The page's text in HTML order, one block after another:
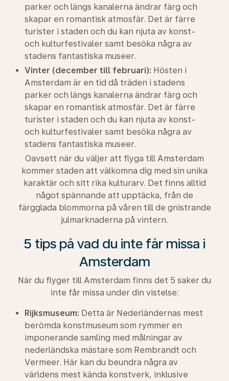
parker och längs kanalerna ändrar färg och
skapar en romantisk atmosfär. Det är färre
turister i staden och du kan njuta av konst-
och kulturfestivaler samt besöka några av
stadens fantastiska museer.
Vinter (december till februari): Hösten i
Amsterdam är en tid då träden i stadens
parker och längs kanalerna ändrar färg och
skapar en romantisk atmosfär. Det är färre
turister i staden och du kan njuta av konst-
och kulturfestivaler samt besöka några av
stadens fantastiska museer.
Oavsett när du väljer att flyga till Amsterdam
kommer staden att välkomna dig med sin unika
karaktär och sitt rika kulturarv. Det finns alltid
något spännande att upptäcka, från de
färgglada blommorna på våren till de gnistrande
julmarknaderna på vintern.
5 tips på vad du inte får missa i
Amsterdam
När du flyger till Amsterdam finns det 5 saker du
inte får missa under din vistelse:
Rijksmuseum: Detta är Nederländernas mest
berömda konstmuseum som rymmer en
imponerande samling med målningar av
nederländska mästare som Rembrandt och
Vermeer. Här kan du beundra några av
världens mest kända konstverk, inklusive